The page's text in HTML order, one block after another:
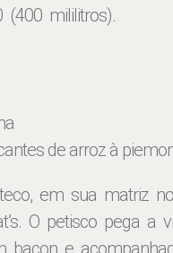
(400 mililitros).
de arroz à
em sua matriz
O petisco pega a
bacon e